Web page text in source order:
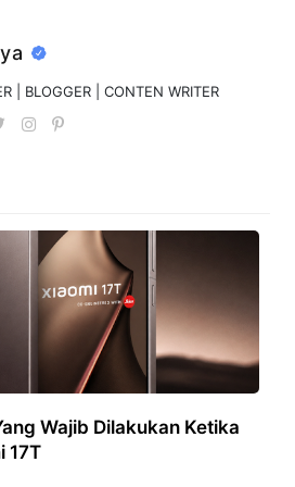
| BLOGGER | CONTEN WRITER
Wajib Dilakukan Ketika
17T